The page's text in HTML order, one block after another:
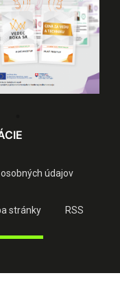
údajov
stránky RSS